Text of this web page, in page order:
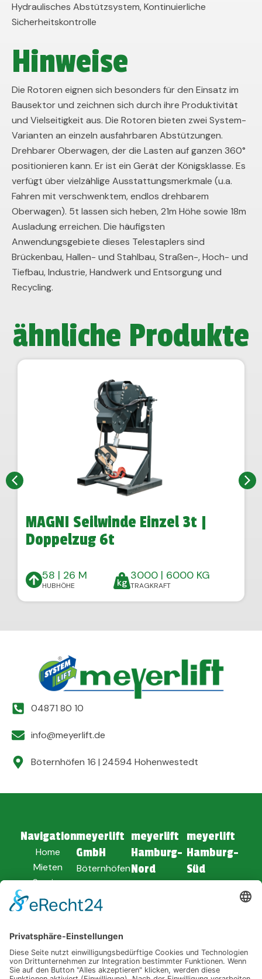
Hydraulisches Abstützsystem, Kontinuierliche
Sicherheitskontrolle
Hinweise
Die Rotoren eignen sich besonders für den Einsatz im
Bausektor und zeichnen sich durch ihre Produktivität
und Vielseitigkeit aus. Die Rotoren bieten zwei System-
Varianten an einzeln ausfahrbaren Abstützungen.
Drehbarer Oberwagen, der die Lasten auf ganzen 360°
positionieren kann. Er ist ein Gerät der Königsklasse. Es
verfügt über vielzählige Ausstattungsmerkmale (u.a.
Fahren mit verschwenktem, endlos drehbarem
Oberwagen). 5t lassen sich heben, 21m Höhe sowie 18m
Ausladung erreichen. Die häufigsten
Anwendungsgebiete dieses Telestaplers sind
Brückenbau, Hallen- und Stahlbau, Straßen-, Hoch- und
Tiefbau, Industrie, Handwerk und Entsorgung und
Recycling.
ähnliche Produkte
MAGNI Seilwinde Einzel 3t |
Doppelzug 6t
58 | 26 M
HUBHÖHE
3000 | 6000 KG
TRAGKRAFT
04871 80 10
info@meyerlift.de
Böternhöfen 16 | 24594 Hohenwestedt
Navigation
Home
Mieten
Service
Unternehmen
Verkauf
meyerlift
GmbH
Böternhöfen
16
24594
Hohenwestedt
04871 -
8010
ANFAHRT
meyerlift
Hamburg-
Nord
04101 -
849900
meyerlift
Hamburg-
Süd
04168 -
9186730